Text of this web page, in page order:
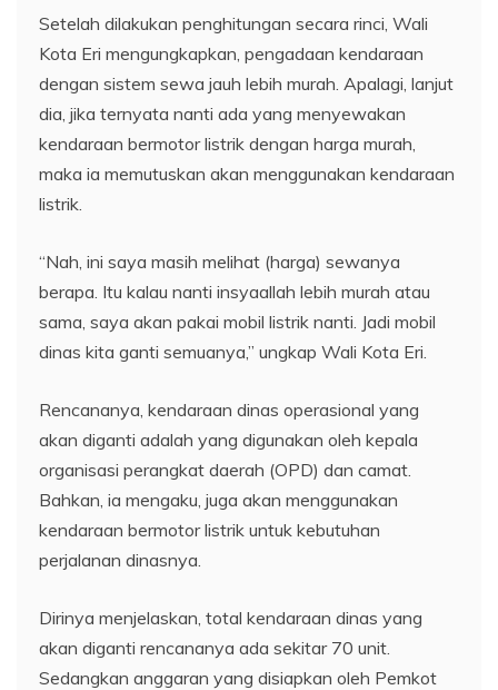
Setelah dilakukan penghitungan secara rinci, Wali
Kota Eri mengungkapkan, pengadaan kendaraan
dengan sistem sewa jauh lebih murah. Apalagi, lanjut
dia, jika ternyata nanti ada yang menyewakan
kendaraan bermotor listrik dengan harga murah,
maka ia memutuskan akan menggunakan kendaraan
listrik.
“Nah, ini saya masih melihat (harga) sewanya
berapa. Itu kalau nanti insyaallah lebih murah atau
sama, saya akan pakai mobil listrik nanti. Jadi mobil
dinas kita ganti semuanya,” ungkap Wali Kota Eri.
Rencananya, kendaraan dinas operasional yang
akan diganti adalah yang digunakan oleh kepala
organisasi perangkat daerah (OPD) dan camat.
Bahkan, ia mengaku, juga akan menggunakan
kendaraan bermotor listrik untuk kebutuhan
perjalanan dinasnya.
Dirinya menjelaskan, total kendaraan dinas yang
akan diganti rencananya ada sekitar 70 unit.
Sedangkan anggaran yang disiapkan oleh Pemkot